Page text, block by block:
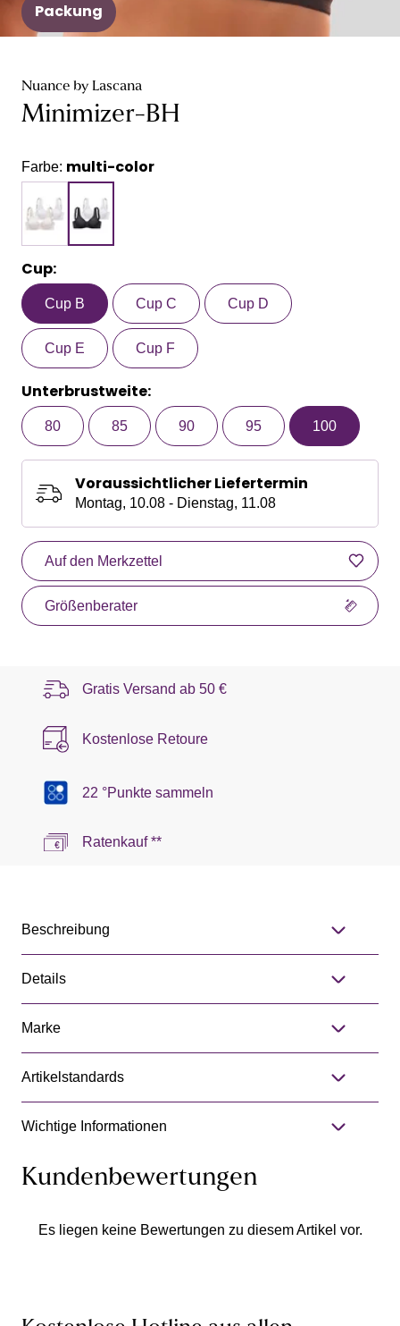
Packung
Nuance by Lascana
Minimizer-BH
Farbe: multi-color
Cup:
Cup B Cup C Cup D
Cup E Cup F
Unterbrustweite:
80 85 90 95 100
Voraussichtlicher Liefertermin
Montag, 10.08 - Dienstag, 11.08
Auf den Merkzettel
Größenberater
Gratis Versand ab 50 €
Kostenlose Retoure
22 °Punkte sammeln
Ratenkauf **
Beschreibung
Details
Marke
Artikelstandards
Wichtige Informationen
Kundenbewertungen
Es liegen keine Bewertungen zu diesem Artikel vor.